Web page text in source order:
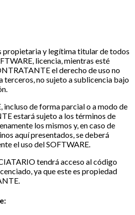
propietaria y legítima titular de todos
licencia, mientras esté
el derecho de uso no
terceros, no sujeto a sublicencia bajo
incluso de forma parcial o a modo de
estará sujeto a los términos de
los mismos y, en caso de
aquí presentados, se deberá
el uso del SOFTWARE.
tendrá acceso al código
ya que este es propiedad